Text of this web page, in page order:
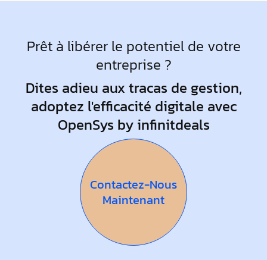
Prêt à libérer le potentiel de votre
entreprise ?
Dites adieu aux tracas de gestion,
adoptez l'efficacité digitale avec
OpenSys by infinitdeals
Contactez-Nous
Maintenant